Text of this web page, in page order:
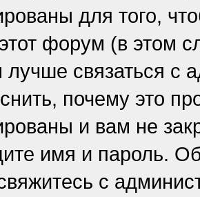
для того,
форум (в этом
лучше связаться с
почему это
и вам не
имя и пароль.
с